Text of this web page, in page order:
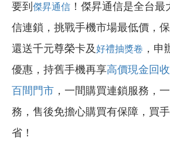
要到 傑昇通信 ！傑昇通信是全台最
信連鎖，挑戰手機市場最低價，
還送千元尊榮卡及好禮抽獎卷 ，申
優惠，持舊手機再享高價現金回收
百間門市 ，一間購買連鎖服務，
務，售後免擔心購買有保障，買
省！